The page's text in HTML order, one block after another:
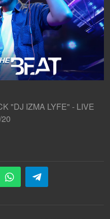
"DJ IZMA LYFE" - LIVE